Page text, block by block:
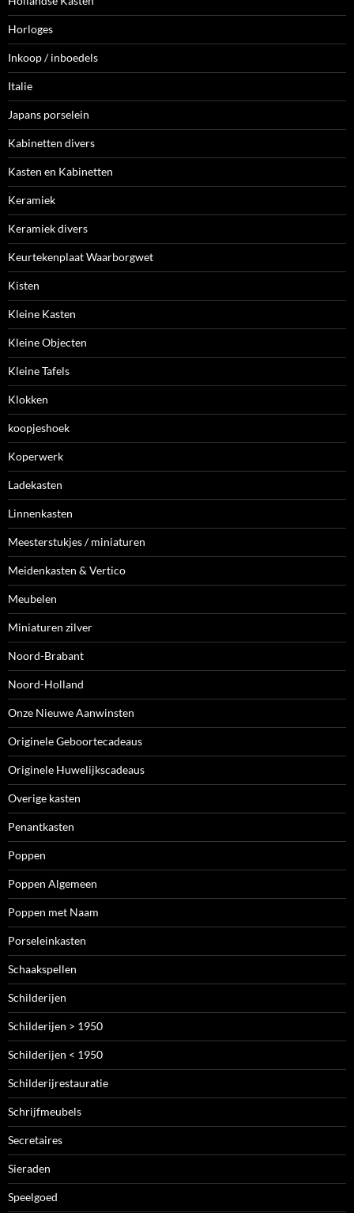
Horloges
Inkoop / inboedels
Italie
Japans porselein
Kabinetten divers
Kasten en Kabinetten
Keramiek
Keramiek divers
Keurtekenplaat Waarborgwet
Kisten
Kleine Kasten
Kleine Objecten
Kleine Tafels
Klokken
koopjeshoek
Koperwerk
Ladekasten
Linnenkasten
Meesterstukjes / miniaturen
Meidenkasten & Vertico
Meubelen
Miniaturen zilver
Noord-Brabant
Noord-Holland
Onze Nieuwe Aanwinsten
Originele Geboortecadeaus
Originele Huwelijkscadeaus
Overige kasten
Penantkasten
Poppen
Poppen Algemeen
Poppen met Naam
Porseleinkasten
Schaakspellen
Schilderijen
Schilderijen > 1950
Schilderijen < 1950
Schilderijrestauratie
Schrijfmeubels
Secretaires
Sieraden
Speelgoed